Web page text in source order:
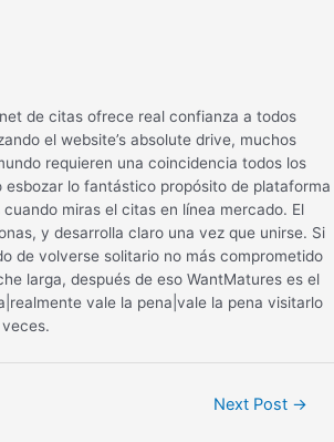
de citas ofrece real confianza a todos
el website’s absolute drive, muchos
requieren una coincidencia todos los
esbozar lo fantástico propósito de plataforma
miras el citas en línea mercado. El
y desarrolla claro una vez que unirse. Si
de volverse solitario no más comprometido
larga, después de eso WantMatures es el
vale la pena|vale la pena visitarlo
Next Post →